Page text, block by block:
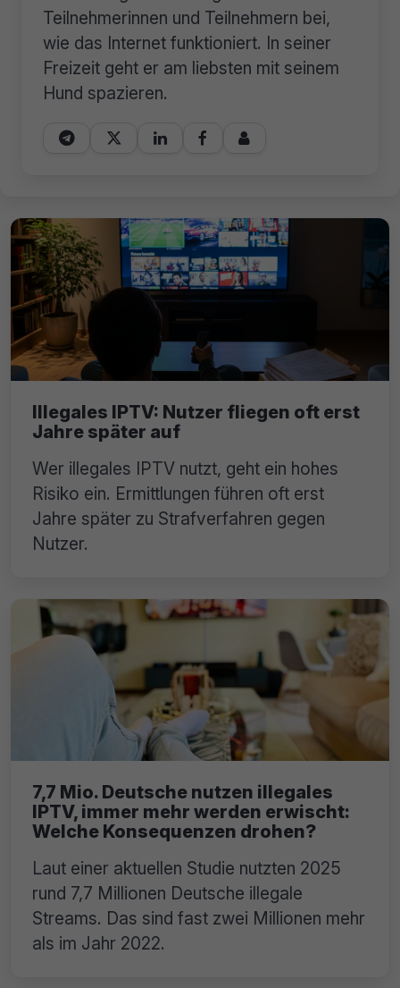
Teilnehmerinnen und Teilnehmern bei,
wie das Internet funktioniert. In seiner
Freizeit geht er am liebsten mit seinem
Hund spazieren.
    
Illegales IPTV: Nutzer fliegen oft erst
Jahre später auf
Wer illegales IPTV nutzt, geht ein hohes
Risiko ein. Ermittlungen führen oft erst
Jahre später zu Strafverfahren gegen
Nutzer.
7,7 Mio. Deutsche nutzen illegales
IPTV, immer mehr werden erwischt:
Welche Konsequenzen drohen?
Laut einer aktuellen Studie nutzten 2025
rund 7,7 Millionen Deutsche illegale
Streams. Das sind fast zwei Millionen mehr
als im Jahr 2022.